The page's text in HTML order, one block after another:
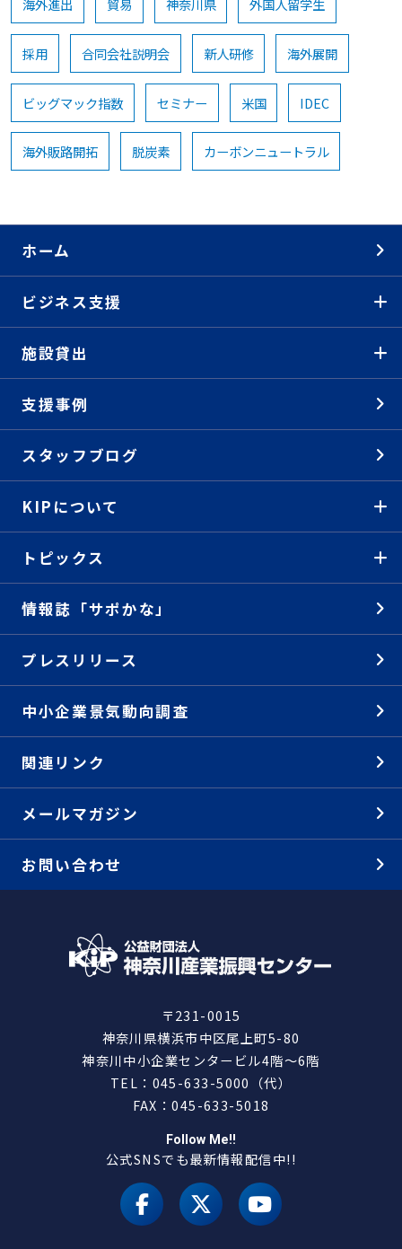
海外進出 貿易 神奈川県 外国人留学生
採用 合同会社説明会 新人研修 海外展開
ビッグマック指数 セミナー 米国 IDEC
海外販路開拓 脱炭素 カーボンニュートラル
ホーム
ビジネス支援
施設貸出
支援事例
スタッフブログ
KIPについて
トピックス
情報誌「サポかな」
プレスリリース
中小企業景気動向調査
関連リンク
メールマガジン
お問い合わせ
〒231-0015
神奈川県横浜市中区尾上町5-80
神奈川中小企業センタービル4階～6階
TEL：045-633-5000（代）
FAX：045-633-5018
Follow Me!!
公式SNSでも最新情報配信中!!
facebookX（旧 twitter）
youtube